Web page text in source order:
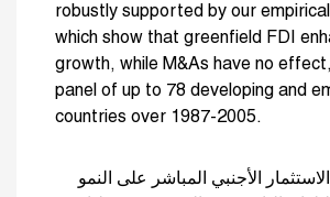
robustly supported by our
which show that greenfield FDI
growth, while M&As have no
panel of up to 78 developing and
countries over 1987-2005.
الأجنبي المباشر على النمو